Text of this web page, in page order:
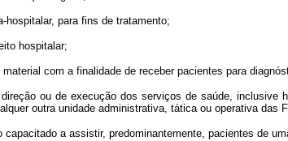
para fins de tratamento;
hospitalar;
com a finalidade de receber pacientes para
ou de execução dos serviços de saúde, inclusive
outra unidade administrativa, tática ou operativa das
a assistir, predominantemente, pacientes de